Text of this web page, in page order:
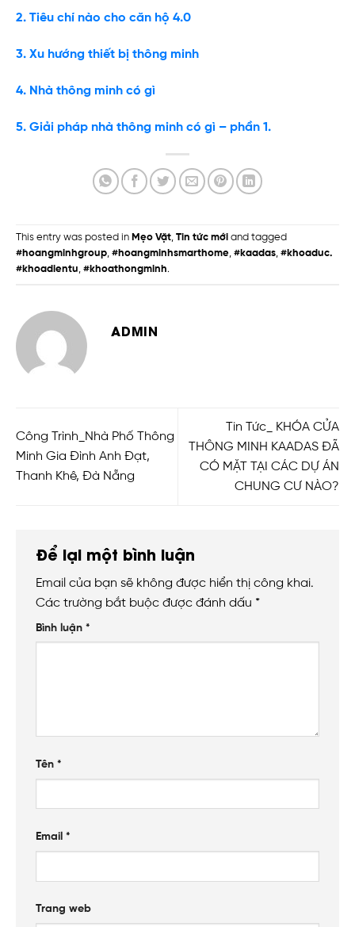
2. Tiêu chí nào cho căn hộ 4.0
3. Xu hướng thiết bị thông minh
4. Nhà thông minh có gì
5. Giải pháp nhà thông minh có gì – phần 1.
This entry was posted in Mẹo Vặt, Tin tức mới and tagged
#hoangminhgroup, #hoangminhsmarthome, #kaadas, #khoaduc.
#khoadientu, #khoathongminh.
ADMIN
Công Trình_Nhà Phố Thông
Minh Gia Đình Anh Đạt,
Thanh Khê, Đà Nẵng
Tin Tức_ KHÓA CỬA
THÔNG MINH KAADAS ĐÃ
CÓ MẶT TẠI CÁC DỰ ÁN
CHUNG CƯ NÀO?
Để lại một bình luận
Email của bạn sẽ không được hiển thị công khai.
Các trường bắt buộc được đánh dấu *
Bình luận *
Tên *
Email *
Trang web